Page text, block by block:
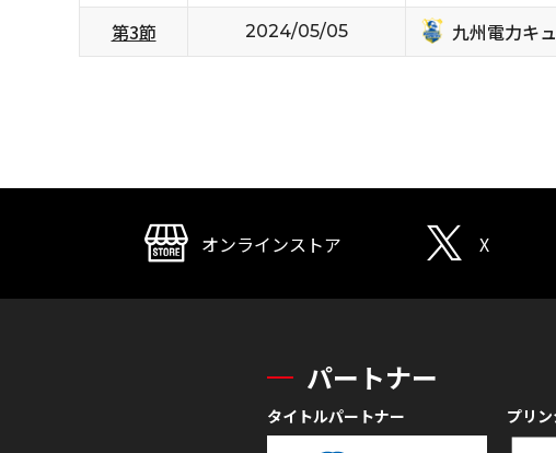
第3節 2024/05/05 九州電力キ
オンラインストア X
パートナー
タイトルパートナー プリ